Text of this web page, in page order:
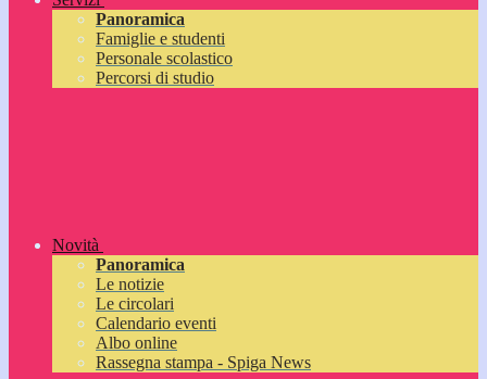
Panoramica
Famiglie e studenti
Personale scolastico
Percorsi di studio
Novità
Panoramica
Le notizie
Le circolari
Calendario eventi
Albo online
Rassegna stampa - Spiga News